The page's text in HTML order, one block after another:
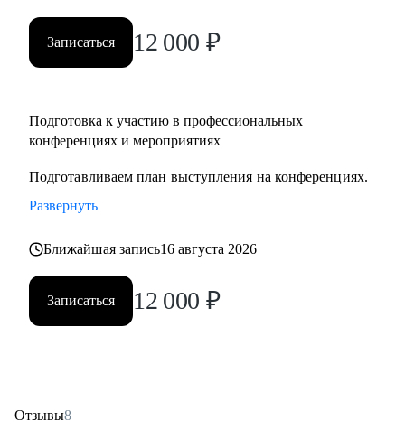
Записаться 12 000 ₽
Подготовка к участию в профессиональных
конференциях и мероприятиях
Подготавливаем план выступления на конференциях.
Развернуть
Ближайшая запись16 августа 2026
Записаться 12 000 ₽
Отзывы8